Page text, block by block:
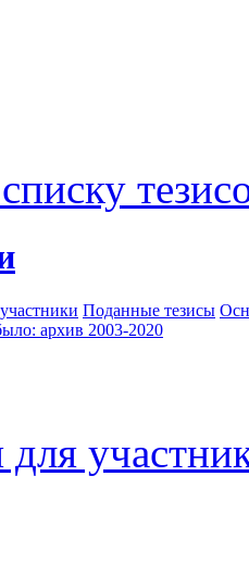
Поданные тезисы
архив 2003-2020